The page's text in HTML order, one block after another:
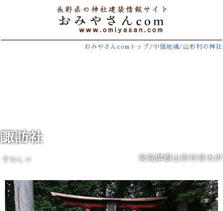
おみやさんcomトップ / 中信地域/ 山形村の神社
諏訪社
すわしゃ 東筑摩郡山形村青木沢